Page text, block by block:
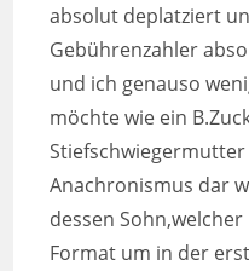
absolut deplatziert
Gebührenzahler
und ich genauso
möchte wie ein
Anachronismus dar
dessen
Format um in der